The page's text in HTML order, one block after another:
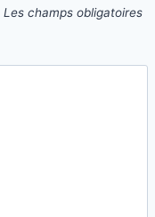
Les champs obligatoires